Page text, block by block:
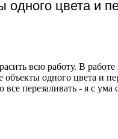
одного цвета и
всю работу. В
объекты одного цвета и
все перезаливать - я с